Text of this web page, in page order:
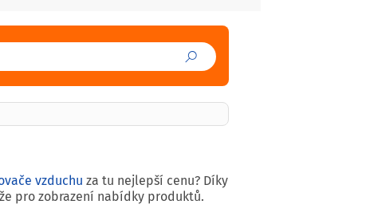
vzduchu za tu nejlepší cenu? Díky
pro zobrazení nabídky produktů.